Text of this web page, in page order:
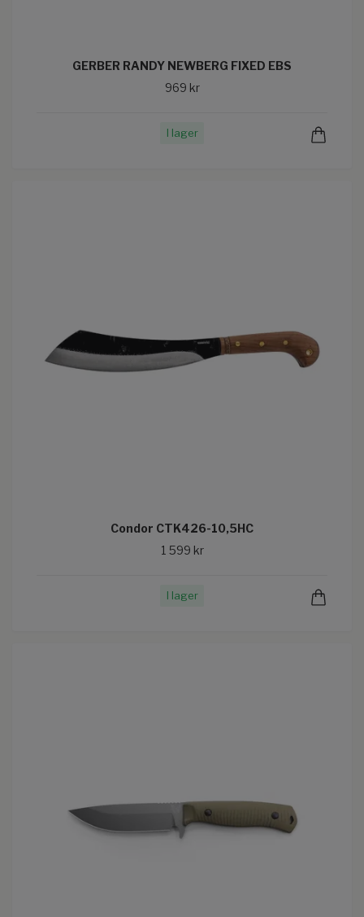
GERBER RANDY NEWBERG FIXED EBS
969 kr
I lager
Condor CTK426-10,5HC
1 599 kr
I lager